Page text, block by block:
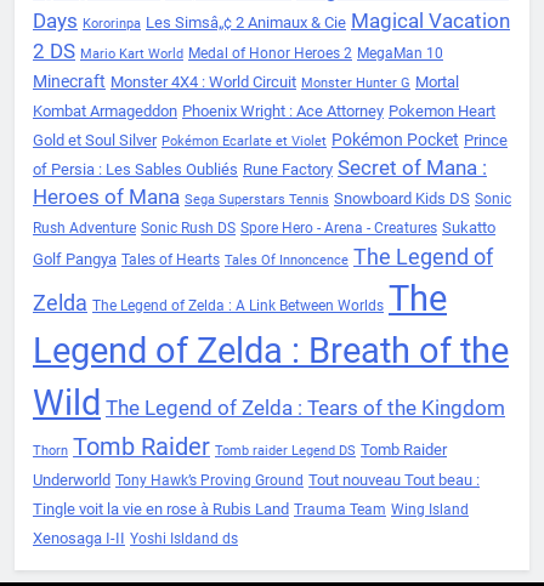
Days Kororinpa Les Simsâ„¢ 2 Animaux & Cie Magical Vacation
2 DS Mario Kart World Medal of Honor Heroes 2 MegaMan 10
Minecraft Monster 4X4 : World Circuit Monster Hunter G Mortal
Kombat Armageddon Phoenix Wright : Ace Attorney Pokemon Heart
Gold et Soul Silver Pokémon Ecarlate et Violet Pokémon Pocket Prince
of Persia : Les Sables Oubliés Rune Factory Secret of Mana :
Heroes of Mana Sega Superstars Tennis Snowboard Kids DS Sonic
Rush Adventure Sonic Rush DS Spore Hero - Arena - Creatures Sukatto
Golf Pangya Tales of Hearts Tales Of Innoncence The Legend of
Zelda The Legend of Zelda : A Link Between Worlds The
Legend of Zelda : Breath of the
Wild The Legend of Zelda : Tears of the Kingdom
Thorn Tomb Raider Tomb raider Legend DS Tomb Raider
Underworld Tony Hawk’s Proving Ground Tout nouveau Tout beau :
Tingle voit la vie en rose à Rubis Land Trauma Team Wing Island
Xenosaga I-II Yoshi Isldand ds